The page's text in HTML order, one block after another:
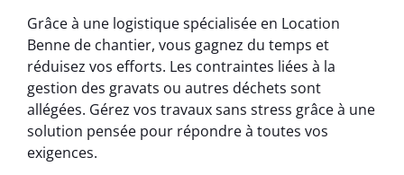
Grâce à une logistique spécialisée en Location
Benne de chantier, vous gagnez du temps et
réduisez vos efforts. Les contraintes liées à la
gestion des gravats ou autres déchets sont
allégées. Gérez vos travaux sans stress grâce à une
solution pensée pour répondre à toutes vos
exigences.